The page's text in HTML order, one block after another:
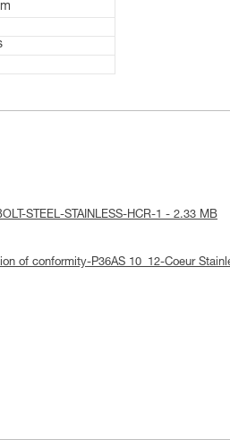
STEEL-STAINLESS-HCR-1 - 2.33 MB
of conformity-P36AS 10_12-Coeur